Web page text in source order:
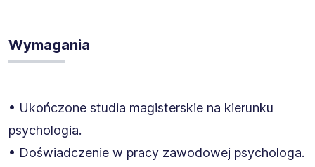
Wymagania
• Ukończone studia magisterskie na kierunku
psychologia.
• Doświadczenie w pracy zawodowej psychologa.